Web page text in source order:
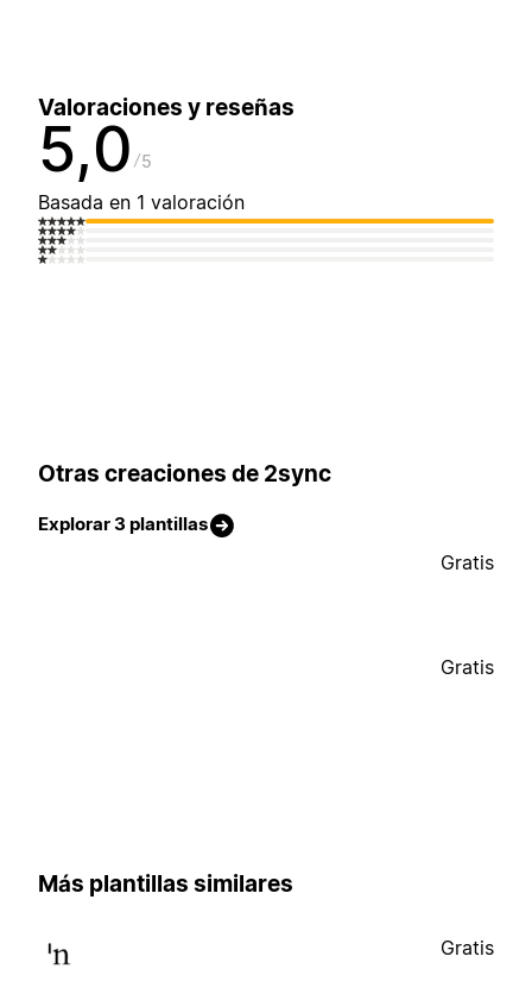
Valoraciones y reseñas
5,0 5
Basada en 1 valoración
Otras creaciones de 2sync
Explorar 3 plantillas
Gratis
Gratis
Más plantillas similares
Gratis